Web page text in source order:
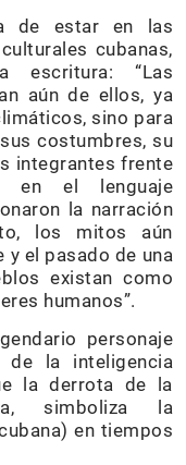
de estar en las
cubanas,
escritura: “Las
aún de ellos, ya
sino para
costumbres, su
integrantes frente
en el lenguaje
la narración
los mitos aún
y el pasado de una
existan como
humanos”.
personaje
de la inteligencia
la derrota de la
simboliza la
en tiempos